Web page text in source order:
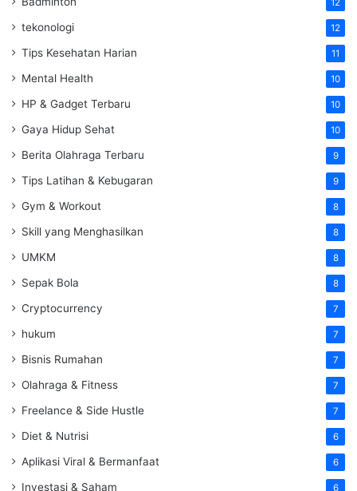
12
tekonologi 12
Tips Kesehatan Harian 11
Mental Health 10
HP & Gadget Terbaru 10
Gaya Hidup Sehat 10
Berita Olahraga Terbaru 9
Tips Latihan & Kebugaran 9
Gym & Workout 8
Skill yang Menghasilkan 8
UMKM 8
Sepak Bola 8
Cryptocurrency 7
hukum 7
Bisnis Rumahan 7
Olahraga & Fitness 7
Freelance & Side Hustle 7
Diet & Nutrisi 6
Aplikasi Viral & Bermanfaat 6
Investasi & Saham 6